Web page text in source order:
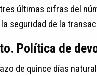
últimas cifras del
seguridad de la
Política de
de quince días